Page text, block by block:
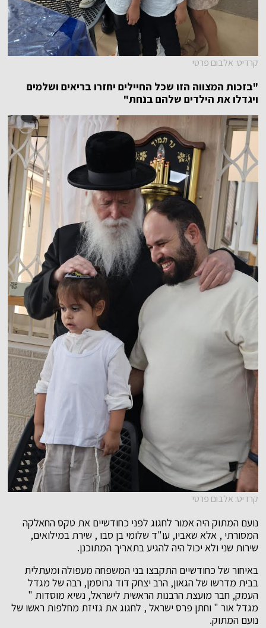
קרדיט: אלבום פרטי
"בזכות המצווה הזו שכל החיילים יחזרו בריאים ושלמים
ויגדלו את הילדים שלהם בנחת"
קרדיט: אלבום פרטי
נועם המתוק היה אמור לחגוג לפני כחודשיים את טקס החאלקה
המסורתי , אלא שאביו, עו"ד שלומי בן סבו , שירת במילואים,
שירות שני ולא יכול היה להגיע בתאריך המתוכנן.
באיחור של כחודשיים התקבצו בני המשפחה מעפולה ומעתלית
בבית מדרשו של הגאון, הרב יצחק דוד גרוסמן, רבה של מגדל
העמק, חבר מועצת הרבנות הראשית לישראל, נשיא מוסדות "
מגדל אור " וחתן פרס ישראל , לחגוג את גזיזת מחלפות ראשו של
נועם המתוק.